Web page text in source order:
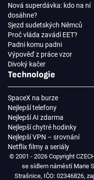
Nová superdávka: kdo na ní
dosáhne?
Sjezd sudetských Němců
Proč vláda zavádí EET?
Padni komu padni
Výpověď z práce vzor
Divoký kačer
Technologie
SpaceX na burze
Nejlepší telefony
Nejlepší AI zdarma
Nejlepší chytré hodinky
Nejlepší VPN – srovnání
Netflix filmy a seriály
© 2001 - 2026 Copyright
se sídlem náměstí Marie
Strašnice, IČO: 02346826,